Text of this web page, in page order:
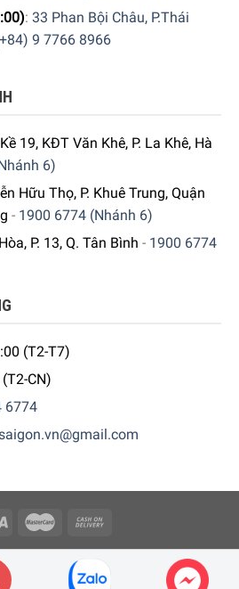
hành chính hãng từ công ty.
chính hãng, nhập khẩu Đức &
khác đang được bán tại các
Đức Sài Gòn trên toàn quốc và
bình chọn)
: 33 Phan Bội Châu, P.Thái
9 7766 8966
19, KĐT Văn Khê, P. La Khê, Hà
6)
Hữu Thọ, P. Khuê Trung, Quận
- 1900 6774 (Nhánh 6)
P. 13, Q. Tân Bình - 1900 6774
(T2-T7)
CN)
6774
Cổ phần Minh Housewares - ĐKKD số